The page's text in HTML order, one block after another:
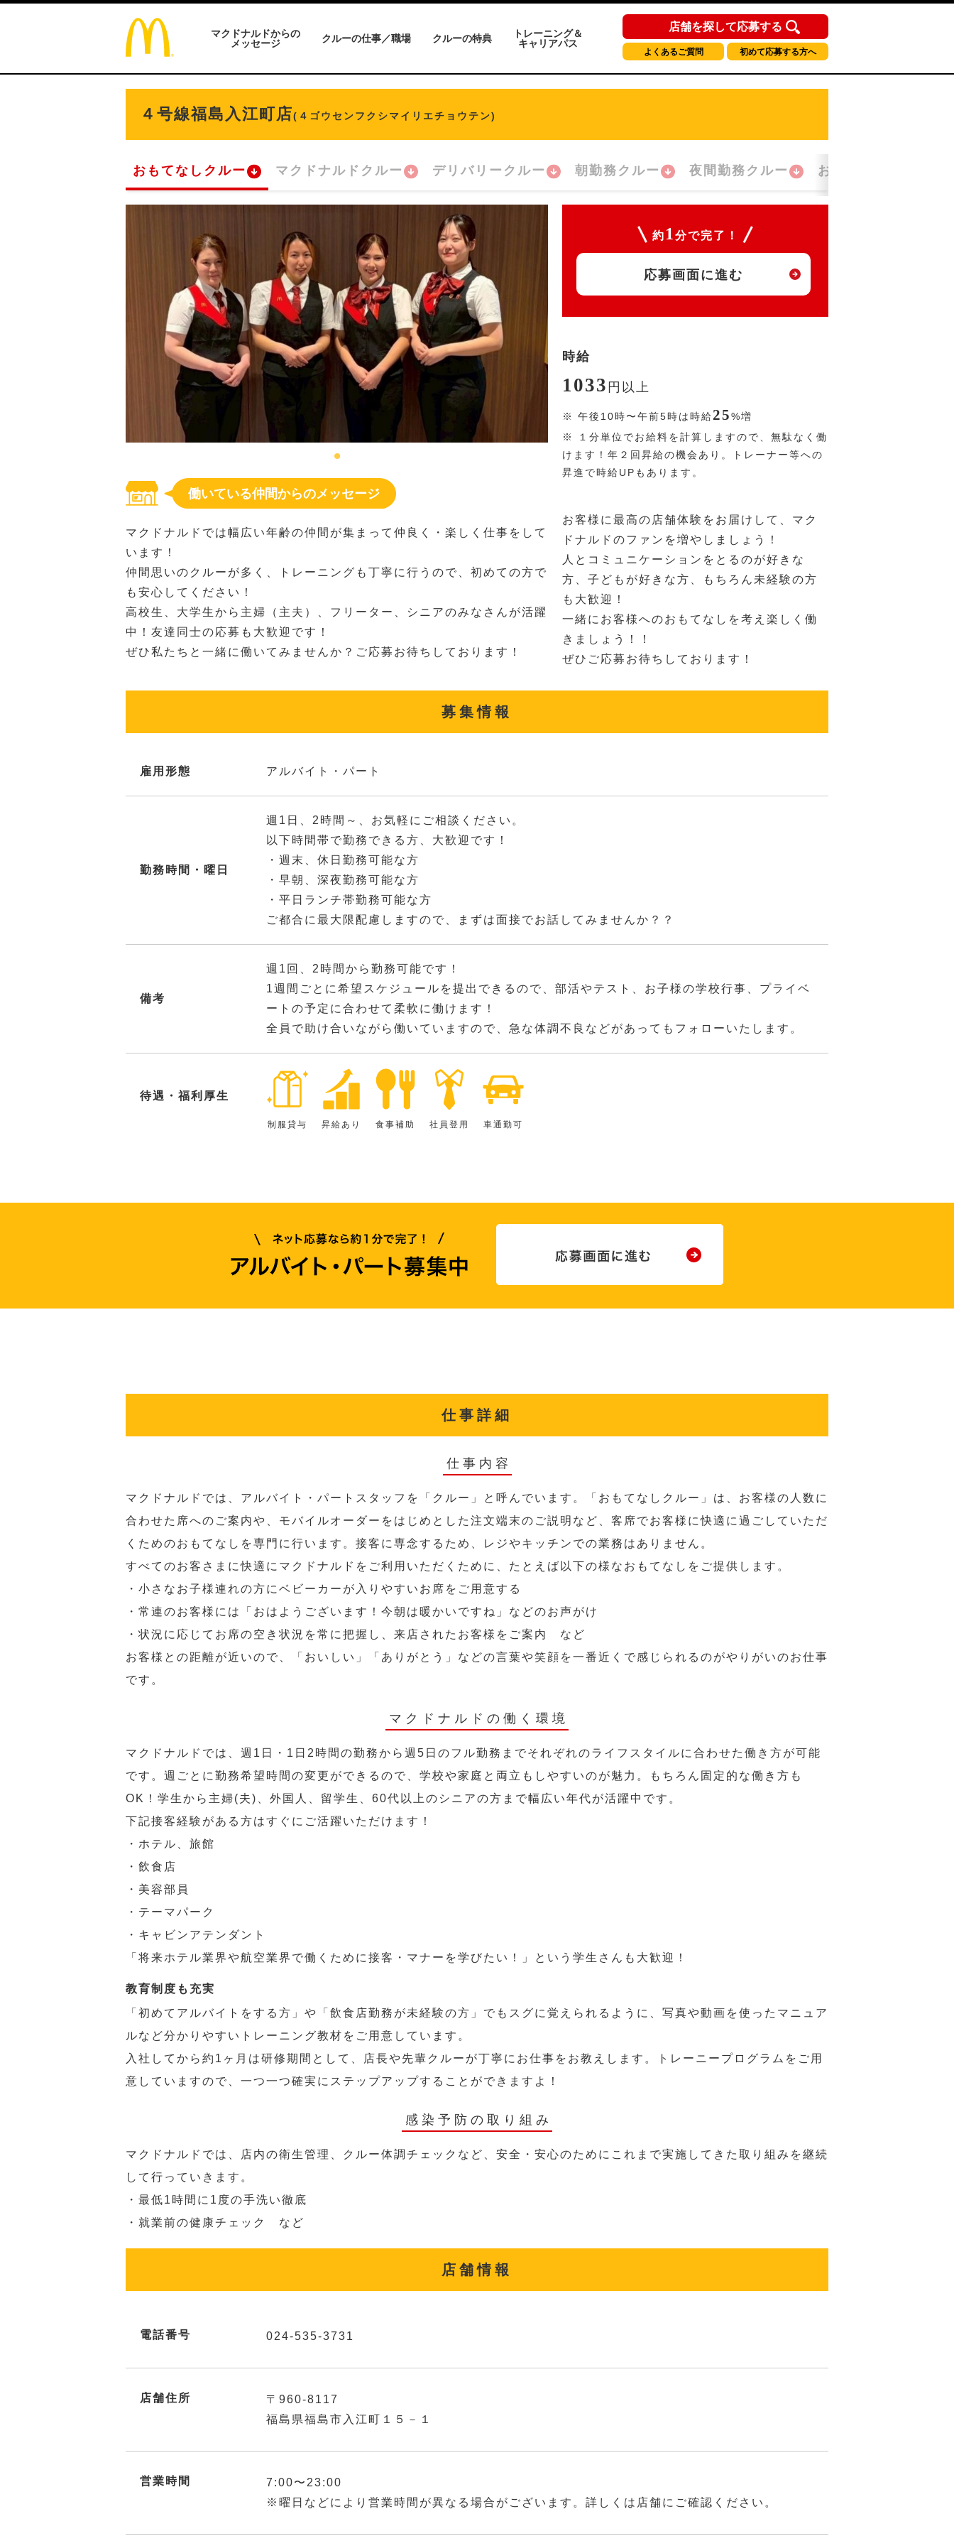
マクドナルドからの
メッセージ
クルーの仕事／職場 クルーの特典
トレーニング＆
キャリアパス
店舗を探して応募する
よくあるご質問 初めて応募する方へ
４号線福島入江町店(４ゴウセンフクシマイリエチョウテン)
おもてなしクルー マクドナルドクルー デリバリークルー 朝勤務クルー 夜間勤務クルー おかえり！クルー
働いている仲間からのメッセージ
マクドナルドでは幅広い年齢の仲間が集まって仲良く・楽しく仕事をして
います！
仲間思いのクルーが多く、トレーニングも丁寧に行うので、初めての方で
も安心してください！
高校生、大学生から主婦（主夫）、フリーター、シニアのみなさんが活躍
中！友達同士の応募も大歓迎です！
ぜひ私たちと一緒に働いてみませんか？ご応募お待ちしております！
約 1 分で完了！
応募画面に進む
時給
1033 円 以上
※ 午後10時〜午前5時は時給25%増
※
１分単位でお給料を計算しますので、無駄なく働
けます！年２回昇給の機会あり。トレーナー等への
昇進で時給UPもあります。
お客様に最高の店舗体験をお届けして、マク
ドナルドのファンを増やしましょう！
人とコミュニケーションをとるのが好きな
方、子どもが好きな方、もちろん未経験の方
も大歓迎！
一緒にお客様へのおもてなしを考え楽しく働
きましょう！！
ぜひご応募お待ちしております！
募集情報
雇用形態 アルバイト・パート
勤務時間・曜日
週1日、2時間～、お気軽にご相談ください。
以下時間帯で勤務できる方、大歓迎です！
・週末、休日勤務可能な方
・早朝、深夜勤務可能な方
・平日ランチ帯勤務可能な方
ご都合に最大限配慮しますので、まずは面接でお話してみませんか？？
備考
週1回、2時間から勤務可能です！
1週間ごとに希望スケジュールを提出できるので、部活やテスト、お子様の学校行事、プライベ
ートの予定に合わせて柔軟に働けます！
全員で助け合いながら働いていますので、急な体調不良などがあってもフォローいたします。
待遇・福利厚生
制服貸与 昇給あり 食事補助 社員登用 車通勤可
仕事詳細
仕事内容
マクドナルドでは、アルバイト・パートスタッフを「クルー」と呼んでいます。「おもてなしクルー」は、お客様の人数に
合わせた席へのご案内や、モバイルオーダーをはじめとした注文端末のご説明など、客席でお客様に快適に過ごしていただ
くためのおもてなしを専門に行います。接客に専念するため、レジやキッチンでの業務はありません。
すべてのお客さまに快適にマクドナルドをご利用いただくために、たとえば以下の様なおもてなしをご提供します。
・小さなお子様連れの方にベビーカーが入りやすいお席をご用意する
・常連のお客様には「おはようございます！今朝は暖かいですね」などのお声がけ
・状況に応じてお席の空き状況を常に把握し、来店されたお客様をご案内 など
お客様との距離が近いので、「おいしい」「ありがとう」などの言葉や笑顔を一番近くで感じられるのがやりがいのお仕事
です。
マクドナルドの働く環境
マクドナルドでは、週1日・1日2時間の勤務から週5日のフル勤務までそれぞれのライフスタイルに合わせた働き方が可能
です。週ごとに勤務希望時間の変更ができるので、学校や家庭と両立もしやすいのが魅力。もちろん固定的な働き方も
OK！学生から主婦(夫)、外国人、留学生、60代以上のシニアの方まで幅広い年代が活躍中です。
下記接客経験がある方はすぐにご活躍いただけます！
・ホテル、旅館
・飲食店
・美容部員
・テーマパーク
・キャビンアテンダント
「将来ホテル業界や航空業界で働くために接客・マナーを学びたい！」という学生さんも大歓迎！
教育制度も充実
「初めてアルバイトをする方」や「飲食店勤務が未経験の方」でもスグに覚えられるように、写真や動画を使ったマニュア
ルなど分かりやすいトレーニング教材をご用意しています。
入社してから約1ヶ月は研修期間として、店長や先輩クルーが丁寧にお仕事をお教えします。トレーニープログラムをご用
意していますので、一つ一つ確実にステップアップすることができますよ！
感染予防の取り組み
マクドナルドでは、店内の衛生管理、クルー体調チェックなど、安全・安心のためにこれまで実施してきた取り組みを継続
して行っていきます。
・最低1時間に1度の手洗い徹底
・就業前の健康チェック など
店舗情報
電話番号 024-535-3731
店舗住所
〒960-8117
福島県福島市入江町１５－１
営業時間
7:00〜23:00
※曜日などにより営業時間が異なる場合がございます。詳しくは店舗にご確認ください。